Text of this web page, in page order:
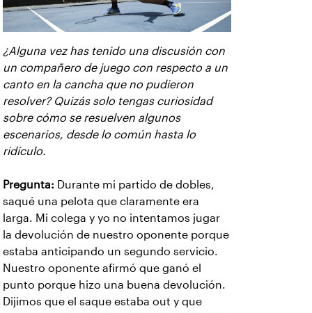
¿Alguna vez has tenido una discusión con
un compañero de juego con respecto a un
canto en la cancha que no pudieron
resolver? Quizás solo tengas curiosidad
sobre cómo se resuelven algunos
escenarios, desde lo común hasta lo
ridículo.
Pregunta: Durante mi partido de dobles,
saqué una pelota que claramente era
larga. Mi colega y yo no intentamos jugar
la devolución de nuestro oponente porque
estaba anticipando un segundo servicio.
Nuestro oponente afirmó que ganó el
punto porque hizo una buena devolución.
Dijimos que el saque estaba out y que